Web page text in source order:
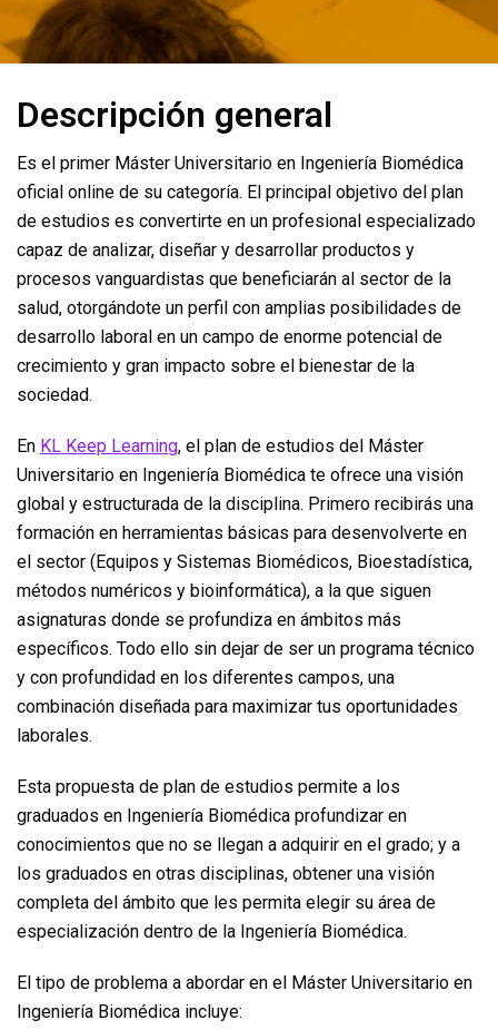
Descripción general
Es el primer Máster Universitario en Ingeniería Biomédica
oficial online de su categoría. El principal objetivo del plan
de estudios es convertirte en un profesional especializado
capaz de analizar, diseñar y desarrollar productos y
procesos vanguardistas que beneficiarán al sector de la
salud, otorgándote un perfil con amplias posibilidades de
desarrollo laboral en un campo de enorme potencial de
crecimiento y gran impacto sobre el bienestar de la
sociedad.
En KL Keep Learning, el plan de estudios del Máster
Universitario en Ingeniería Biomédica te ofrece una visión
global y estructurada de la disciplina. Primero recibirás una
formación en herramientas básicas para desenvolverte en
el sector (Equipos y Sistemas Biomédicos, Bioestadística,
métodos numéricos y bioinformática), a la que siguen
asignaturas donde se profundiza en ámbitos más
específicos. Todo ello sin dejar de ser un programa técnico
y con profundidad en los diferentes campos, una
combinación diseñada para maximizar tus oportunidades
laborales.
Esta propuesta de plan de estudios permite a los
graduados en Ingeniería Biomédica profundizar en
conocimientos que no se llegan a adquirir en el grado; y a
los graduados en otras disciplinas, obtener una visión
completa del ámbito que les permita elegir su área de
especialización dentro de la Ingeniería Biomédica.
El tipo de problema a abordar en el Máster Universitario en
Ingeniería Biomédica incluye: